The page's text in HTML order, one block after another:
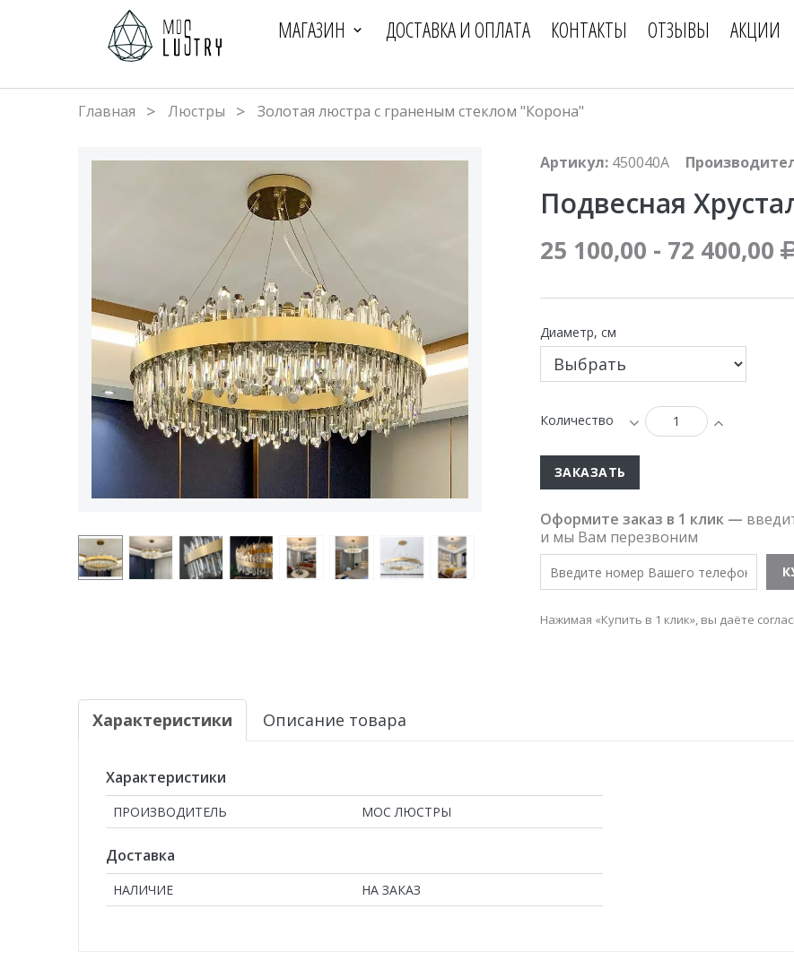
МАГАЗИН ДОСТАВКА И ОПЛАТА КОНТАКТЫ ОТЗЫВЫ АКЦИИ
Главная Люстры Золотая люстра с граненым стеклом "Корона"
Артикул: 450040A
Подвесная
25 100,00 - 72 400,00
Диаметр, см
Количество
ЗАКАЗАТЬ
Оформите заказ в 1 клик —
и мы Вам перезвоним
Нажимая «Купить в 1 клик», вы даёте
Характеристики Описание товара
Характеристики
ПРОИЗВОДИТЕЛЬ МОС ЛЮСТРЫ
Доставка
НАЛИЧИЕ НА ЗАКАЗ